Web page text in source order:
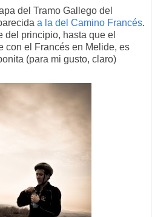
del Tramo Gallego del
a la del Camino Francés.
del principio, hasta que el
con el Francés en Melide, es
(para mi gusto, claro)